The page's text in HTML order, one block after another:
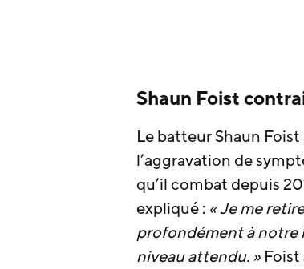
Shaun Foist
Le batteur Shaun
l’aggravation de
qu’il combat depuis
expliqué : « Je me
profondément à notre
niveau attendu. »